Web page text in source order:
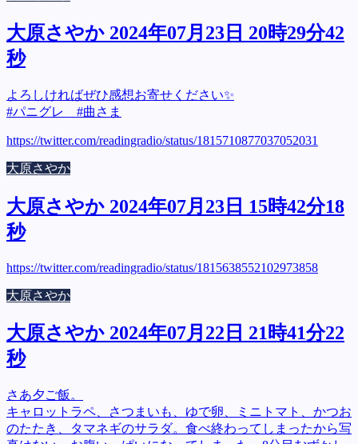
大原さやか 2024年07月23日 20時29分42
秒
よろしければぜひ感想お寄せください✨
#パニグレ #曲さま
https://twitter.com/readingradio/status/1815710877037052031
大原さやか
大原さやか 2024年07月23日 15時42分18
秒
https://twitter.com/readingradio/status/1815638552102973858
大原さやか
大原さやか 2024年07月22日 21時41分22
秒
さあ夕ご飯。
キャロットラペ、さつまいも、ゆで卵、ミニトマト、かつお
のたたき、タマネギのサラダ。食べ終わってしまったから写